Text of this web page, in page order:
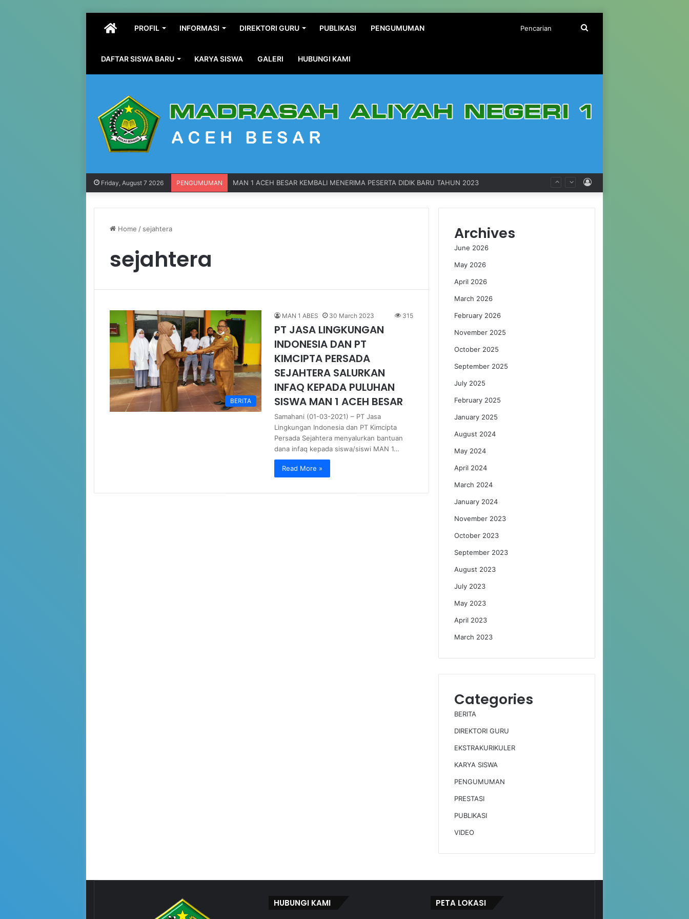
HOMEPROFIL INFORMASI DIREKTORI GURU PUBLIKASI PENGUMUMAN
DAFTAR SISWA BARU KARYA SISWA GALERI HUBUNGI KAMI
Friday, August 7 2026 PENGUMUMAN MAN 1 ACEH BESAR KEMBALI MENERIMA PESERTA DIDIK BARU TAHUN 2023
Home / sejahtera
sejahtera
BERITA
MAN 1 ABES 30 March 2023 315
PT JASA LINGKUNGAN
INDONESIA DAN PT
KIMCIPTA PERSADA
SEJAHTERA SALURKAN
INFAQ KEPADA PULUHAN
SISWA MAN 1 ACEH BESAR
Samahani (01-03-2021) – PT Jasa
Lingkungan Indonesia dan PT Kimcipta
Persada Sejahtera menyalurkan bantuan
dana infaq kepada siswa/siswi MAN 1…
Read More »
Archives
June 2026
May 2026
April 2026
March 2026
February 2026
November 2025
October 2025
September 2025
July 2025
February 2025
January 2025
August 2024
May 2024
April 2024
March 2024
January 2024
November 2023
October 2023
September 2023
August 2023
July 2023
May 2023
April 2023
March 2023
Categories
BERITA
DIREKTORI GURU
EKSTRAKURIKULER
KARYA SISWA
PENGUMUMAN
PRESTASI
PUBLIKASI
VIDEO
HUBUNGI KAMI PETA LOKASI